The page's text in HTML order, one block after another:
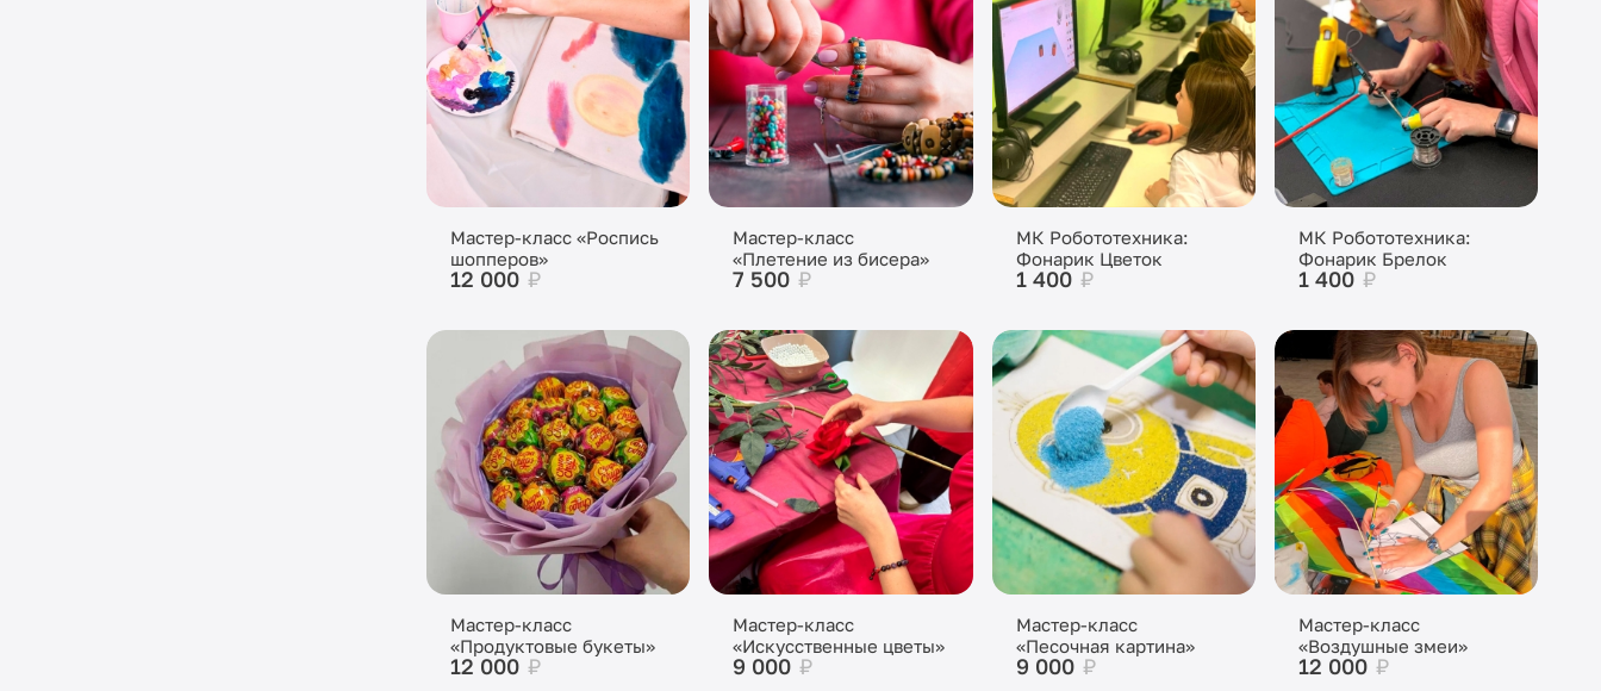
Мастер-класс «Роспись
шопперов»
12 000 ₽
Мастер-класс
«Плетение из бисера»
7 500 ₽
МК Робототехника:
Фонарик Цветок
1 400 ₽
МК Робототехника:
Фонарик Брелок
1 400 ₽
Мастер-класс
«Продуктовые букеты»
12 000 ₽
Мастер-класс
«Искусственные цветы»
9 000 ₽
Мастер-класс
«Песочная картина»
9 000 ₽
Мастер-класс
«Воздушные змеи»
12 000 ₽